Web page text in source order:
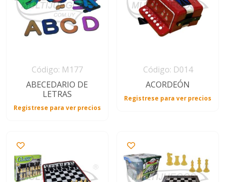
de
fechas
especiales
Código: M177
ABECEDARIO DE
LETRAS
Registrese para ver precios
Código: D014
ACORDEÓN
Registrese para ver precios